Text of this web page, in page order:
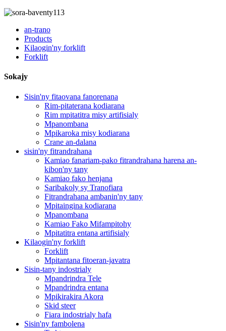
an-trano
Products
Kilaogin'ny forklift
Forklift
Sokajy
Sisin'ny fitaovana fanorenana
Rim-pitaterana kodiarana
Rim mpitatitra misy artifisialy
Mpanombana
Mpikaroka misy kodiarana
Crane an-dalana
sisin'ny fitrandrahana
Kamiao fanariam-pako fitrandrahana harena an-
kibon'ny tany
Kamiao fako henjana
Saribakoly sy Tranofiara
Fitrandrahana ambanin'ny tany
Mpitaingina kodiarana
Mpanombana
Kamiao Fako Mifampitohy
Mpitatitra entana artifisialy
Kilaogin'ny forklift
Forklift
Mpitantana fitoeran-javatra
Sisin-tany indostrialy
Mpandrindra Tele
Mpandrindra entana
Mpikirakira Akora
Skid steer
Fiara indostrialy hafa
Sisin'ny fambolena